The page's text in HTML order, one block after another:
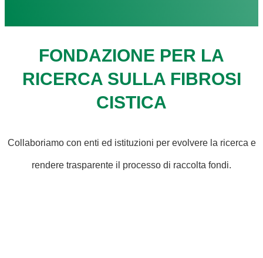
FONDAZIONE PER LA
RICERCA SULLA FIBROSI
CISTICA
Collaboriamo con enti ed istituzioni per evolvere la ricerca e
rendere trasparente il processo di raccolta fondi.